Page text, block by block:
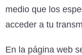
medio que los
acceder a tu
En la página web